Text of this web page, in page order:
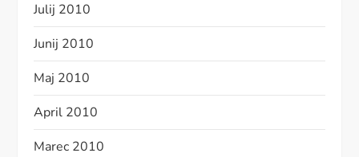
Julij 2010
Junij 2010
Maj 2010
April 2010
Marec 2010